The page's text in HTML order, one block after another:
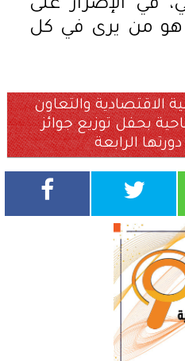
في الإصرار على
هو من يرى في كل
الاقتصادية والتعاون
بحفل توزيع جوائز
الرابعة